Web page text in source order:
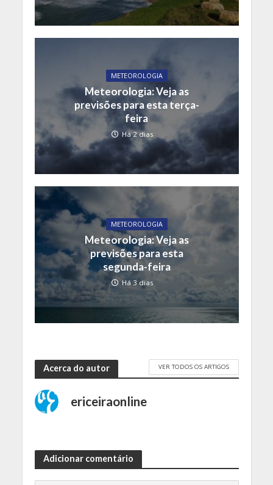
METEOROLOGIA
Meteorologia: Veja as
previsões para esta terça-
feira
Há 2 dias
METEOROLOGIA
Meteorologia: Veja as
previsões para esta
segunda-feira
Há 3 dias
Acerca do autor VER TODOS OS ARTIGOS
ericeiraonline
Adicionar comentário